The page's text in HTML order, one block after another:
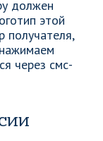
должен
этой
получателя,
через смс-